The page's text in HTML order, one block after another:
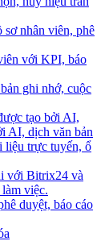
nhân viên, phê
với KPI, báo
ghi nhớ, cuộc
tạo bởi AI,
AI, dịch văn bản
liệu trực tuyến, ổ
với Bitrix24 và
việc.
duyệt, báo cáo